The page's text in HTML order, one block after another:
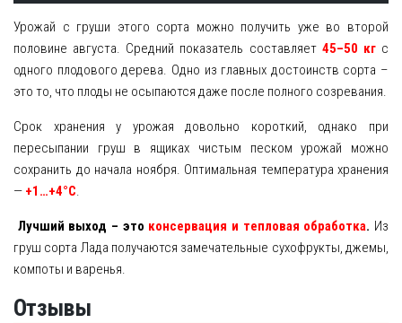
Урожай с груши этого сорта можно получить уже во второй
половине августа. Средний показатель составляет 45–50 кгс
одного плодового дерева. Одно из главных достоинств сорта –
это то, что плоды не осыпаются даже после полного созревания.
Срок хранения у урожая довольно короткий, однако при
пересыпании груш в ящиках чистым песком урожай можно
сохранить до начала ноября. Оптимальная температура хранения
— +1…+4°C.
Лучший выход – это консервация и тепловая обработка. Из
груш сорта Лада получаются замечательные сухофрукты, джемы,
компоты и варенья.
Отзывы